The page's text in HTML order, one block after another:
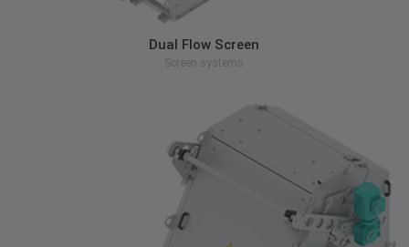
Dual Flow Screen
Screen systems